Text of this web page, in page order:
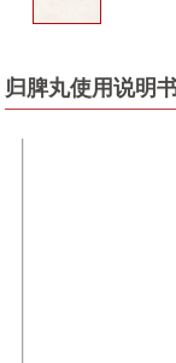
归脾丸使用说明